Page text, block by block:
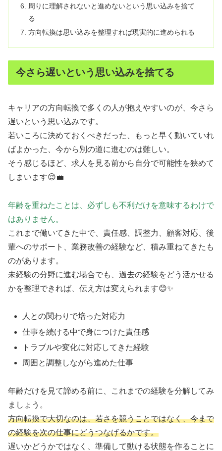
周りに理解されないと進めないという思い込みを捨て
る
方向転換は思い込みを整理すれば現実的に進められる
今さら遅いという思い込みを捨てる
キャリアの方向転換で多くの人が抱えやすいのが、今さら
遅いという思い込みです。
若いころに決めておくべきだった、もっと早く動いていれ
ばよかった、今から別の道に進むのは難しい。
そう感じるほど、求人を見る前から自分で可能性を狭めて
しまいます😌💼
年齢を重ねたことは、必ずしも不利だけを意味するわけで
はありません。
これまで働いてきた中で、責任感、調整力、顧客対応、後
輩へのサポート、業務改善の経験など、積み重ねてきたも
のがあります。
未経験の分野に進む場合でも、過去の経験をどう活かせる
かを整理できれば、伝え方は変えられます😊✨
人との関わりで培った対応力
仕事を続ける中で身につけた責任感
トラブルや変化に対応してきた経験
周囲と調整しながら進めた仕事
年齢だけを見て諦める前に、これまでの経験を分解してみ
ましょう。
方向転換で大切なのは、若さを競うことではなく、今まで
の経験を次の仕事にどうつなげるかです。
遅いかどうかではなく、準備して動ける状態を作ることに